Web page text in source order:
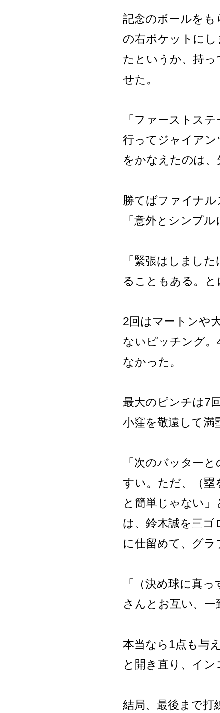
記念のボールをも
の右ポケットに
たというか、持
せた。
「ファーストス
行ってジャイア
をかなえたのは
勝てばファイナ
「意外とシンプ
「緊張はしまし
ることもある。
2回はマートンや
ないピッチング
なかった。
最大のピンチは7
小窪を敬遠して満
「次のバッター
すい。ただ、（塁
と簡単じゃない
は、鈴木誠を三ゴ
に仕留めて、グ
「（決め球に真
さんとお互い、
本当なら1点も与
と開き直り、イ
結局、最後まで打